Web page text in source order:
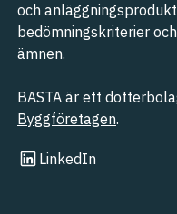
Trafikverket
Upphandlingsmyndigheten
och
bedömningskriterier
ämnen.
BASTA är ett
Byggföretagen.
LinkedIn
Länk till annan